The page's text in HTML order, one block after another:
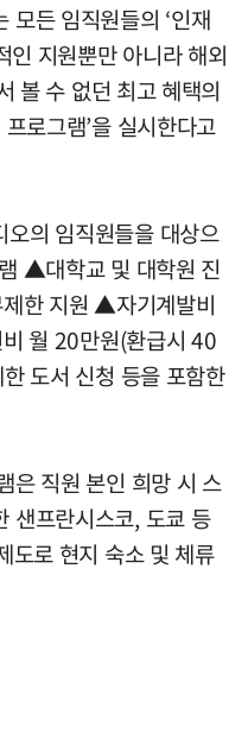
모든 임직원들의 ‘인재
인 지원뿐만 아니라 해외
볼 수 없던 최고 혜택의
로그램’을 실시한다고
의 임직원들을 대상으
▲대학교 및 대학원 진
한 지원 ▲자기계발비
월 20만원(환급시 40
도서 신청 등을 포함한
은 직원 본인 희망 시 스
샌프란시스코, 도쿄 등
도로 현지 숙소 및 체류